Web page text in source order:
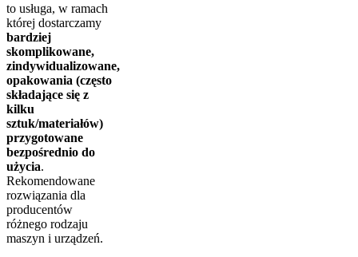
to usługa, w ramach
której dostarczamy
bardziej
skomplikowane,
zindywidualizowane,
opakowania (często
składające się z
kilku
sztuk/materiałów)
przygotowane
bezpośrednio do
użycia.
Rekomendowane
rozwiązania dla
producentów
różnego rodzaju
maszyn i urządzeń.